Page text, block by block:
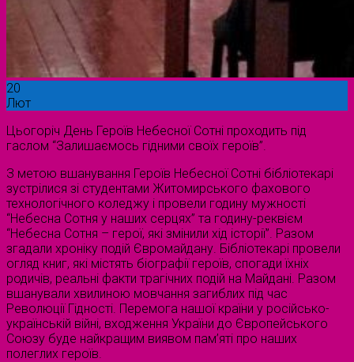
20
Лют
Цьогоріч День Героїв Небесної Сотні проходить під
гаслом “Залишаємось гідними своїх героїв”.
З метою вшанування Героїв Небесної Сотні бібліотекарі
зустрілися зі студентами Житомирського фахового
технологічного коледжу і провели годину мужності
“Небесна Сотня у наших серцях” та годину-реквієм
“Небесна Сотня – герої, які змінили хід історії”. Разом
згадали хроніку подій Євромайдану. Бібліотекарі провели
огляд книг, які містять біографії героїв, спогади їхніх
родичів, реальні факти трагічних подій на Майдані. Разом
вшанували хвилиною мовчання загиблих під час
Революції Гідності. Перемога нашої країни у російсько-
українській війні, входження України до Європейського
Союзу буде найкращим виявом пам’яті про наших
полеглих героїв.